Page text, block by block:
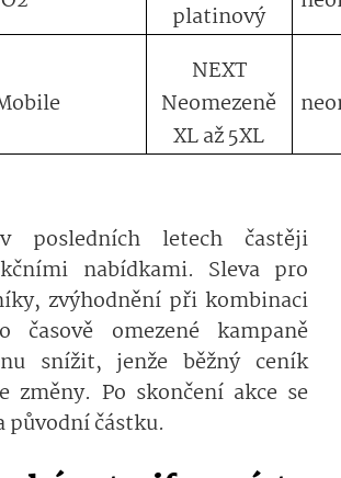
platinový
NEXT
Neomezeně
XL až 5XL
posledních letech častěji
nabídkami. Sleva pro
zvýhodnění při kombinaci
časově omezené kampaně
snížit, jenže běžný ceník
změny. Po skončení akce se
původní částku.